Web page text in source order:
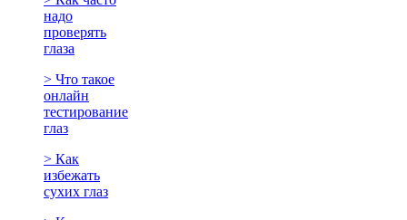
надо
проверять
глаза
> Что такое
онлайн
тестирование
глаз
> Как
избежать
сухих глаз